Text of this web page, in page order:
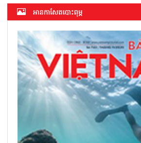
អាន​កាសែត​បោះពុម្ភ